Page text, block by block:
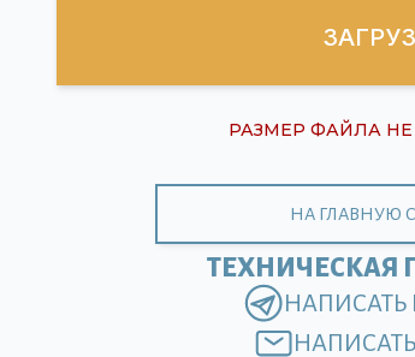
РАЗМЕР ФАЙЛА
НА ГЛАВНУЮ
НАПИСАТЬ